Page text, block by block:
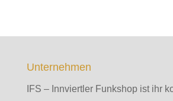
Unternehmen
IFS – Innviertler Funkshop ist ihr